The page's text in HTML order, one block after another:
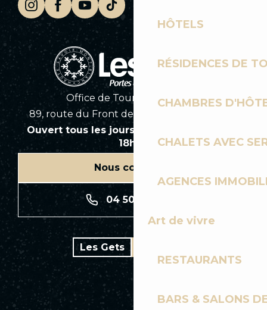
HÔTELS
RÉSIDENCES DE
CHAMBRES
CHALETS AVEC
AGENCES
Art de vivre
RESTAURANTS
BARS & SALONS
Office de Tourisme des Gets
89, route du Front de Neige 74260 Les Gets
Ouvert tous les jours en saison de 8h30 à
18h30
Nous contacter
04 50 74 74 74
Les Gets